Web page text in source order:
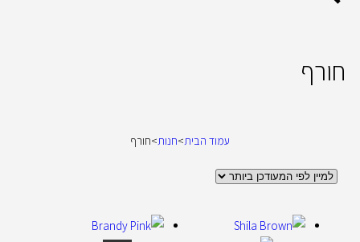
חורף
עמוד הבית>חנות>חורף